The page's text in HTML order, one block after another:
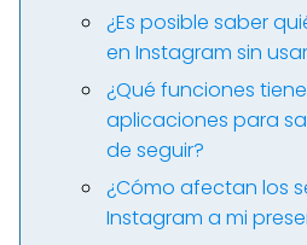
¿Es posible saber
en Instagram sin
¿Qué funciones
aplicaciones para
de seguir?
¿Cómo afectan los
Instagram a mi